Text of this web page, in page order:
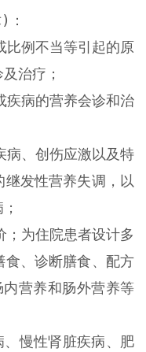
：
例不当等引起的原
治疗；
病的营养会诊和治
、创伤应激以及特
发性营养失调，以
为住院患者设计多
食、诊断膳食、配方
营养和肠外营养等
慢性肾脏疾病、肥